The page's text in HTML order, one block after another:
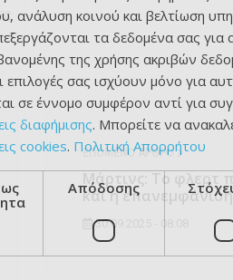
ΕΠΌΜΕΝΟ ΆΡΘΡΟ
Μάρτινς: Το φλερτ
και η
30.09.2025 - 08:08
ανάλυση κοινού και βελτίωση
τα δεδομένα σας
της χρήσης ακριβών
επιλογές σας ισχύουν μόνο για
σε έννομο συμφέρον αντί για
διαφήμισης. Μπορείτε να
cookies. Πολιτική Απορρήτου
Απόδοσης